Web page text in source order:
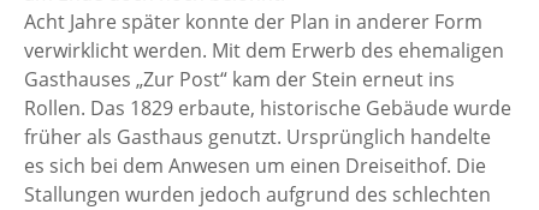
Acht Jahre später konnte der Plan in anderer Form
verwirklicht werden. Mit dem Erwerb des ehemaligen
Gasthauses „Zur Post“ kam der Stein erneut ins
Rollen. Das 1829 erbaute, historische Gebäude wurde
früher als Gasthaus genutzt. Ursprünglich handelte
es sich bei dem Anwesen um einen Dreiseithof. Die
Stallungen wurden jedoch aufgrund des schlechten